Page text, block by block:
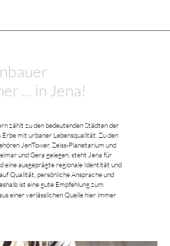
... in Jena!
zählt zu den bedeutenden Städten der
mit urbaner Lebensqualität. Zu den
JenTower, Zeiss-Planetarium und
und Gera gelegen, steht Jena für
eine ausgeprägte regionale Identität und
Qualität, persönliche Ansprache und
ist eine gute Empfehlung zum
einer verlässlichen Quelle hier immer